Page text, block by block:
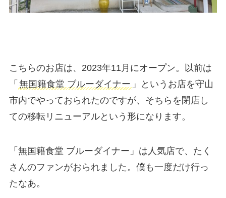
こちらのお店は、2023年11月にオープン。以前は
「 無国籍食堂 ブルーダイナー 」というお店を守山
市内でやっておられたのですが、そちらを閉店し
ての移転リニューアルという形になります。
「無国籍食堂 ブルーダイナー」は人気店で、たく
さんのファンがおられました。僕も一度だけ行っ
たなあ。